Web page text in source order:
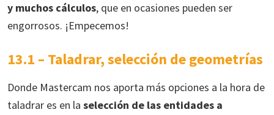
y muchos cálculos, que en ocasiones pueden ser
engorrosos. ¡Empecemos!
13.1 – Taladrar, selección de geometrías
Donde Mastercam nos aporta más opciones a la hora de
taladrar es en la selección de las entidades a